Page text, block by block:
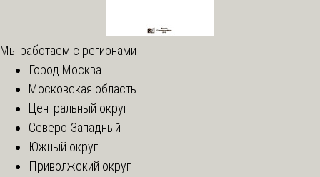
Мы работаем с регионами
Город Москва
Московская область
Центральный округ
Северо-Западный
Южный округ
Приволжский округ